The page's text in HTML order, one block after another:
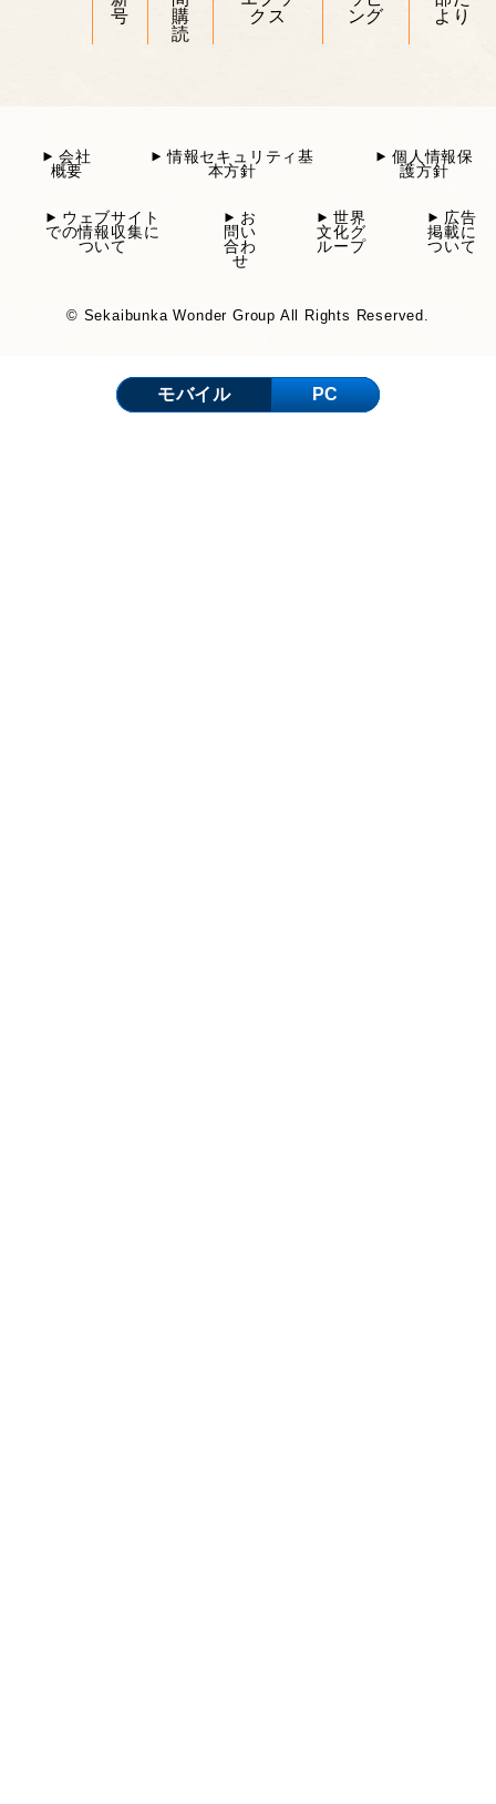
号
購
読
クス
ング
より
会社
概要
情報セキュリティ基
本方針
個人情報保
護方針
ウェブサイト
での情報収集に
ついて
お
問い
合わ
せ
世界
文化グ
ループ
広告
掲載に
ついて
© Sekaibunka Wonder Group All Rights Reserved.
モバイル PC